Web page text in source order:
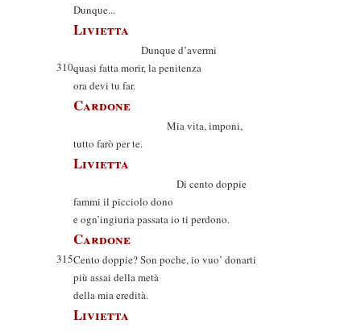
Dunque...
Livietta
Dunque d’avermi
310quasi fatta morir, la penitenza
ora devi tu far.
Cardone
Mia vita, imponi,
tutto farò per te.
Livietta
Di cento doppie
fammi il picciolo dono
e ogn’ingiuria passata io ti perdono.
Cardone
315Cento doppie? Son poche, io vuo’ donarti
più assai della metà
della mia eredità.
Livietta